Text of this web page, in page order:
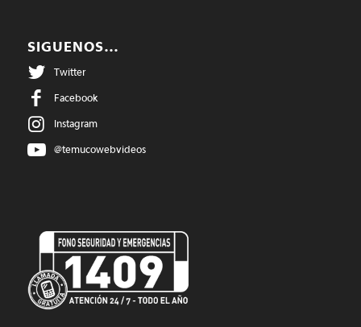
SIGUENOS…
Twitter
Facebook
Instagram
@temucowebvideos